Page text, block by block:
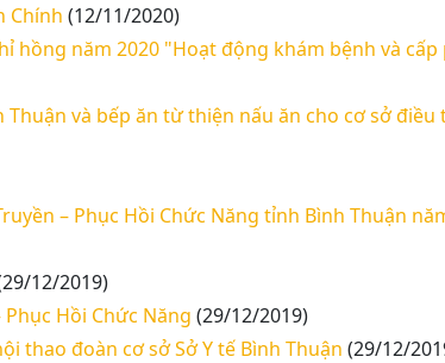
Chính (12/11/2020)
hồng năm 2020 "Hoạt động khám bệnh và
Thuận và bếp ăn từ thiện nấu ăn cho cơ sở điều
– Phục Hồi Chức Năng tỉnh Bình Thuận
12/2019)
Hồi Chức Năng (29/12/2019)
thao đoàn cơ sở Sở Y tế Bình Thuận (29/12/